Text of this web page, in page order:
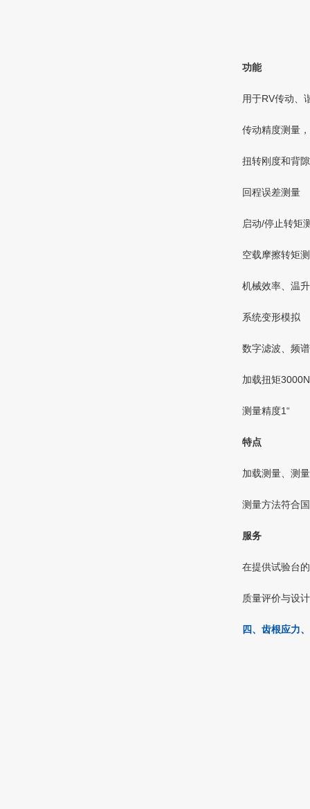
功能
用于RV传动、
传动精度测量
扭转刚度和背
回程误差测量
启动/停止转矩
空载摩擦转矩
机械效率、温
系统变形模拟
数字滤波、频
加载扭矩
测量精度1“
特点
加载测量、测
测量方法符合
服务
在提供试验台
质量评价与设
四、齿根应力